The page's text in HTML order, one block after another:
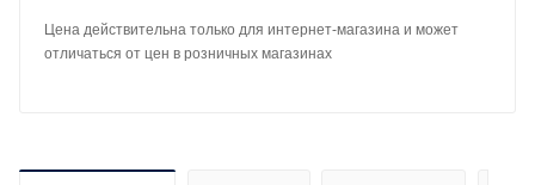
Цена действительна только для интернет-магазина и может
отличаться от цен в розничных магазинах